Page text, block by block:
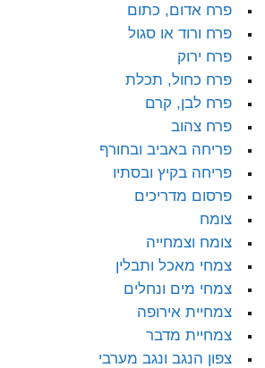
פרח אדום, כתום
פרח ורוד או סגול
פרח ירוק
פרח כחול, תכלת
פרח לבן, קרם
פרח צהוב
פריחה באביב ובחורף
פריחה בקיץ ובסתיו
פרסום מדריכים
צומח
צומח וצמחייה
צמחי מאכל ותבלין
צמחי מים ונחלים
צמחיית אירופה
צמחיית מדבר
צפון הנגב ונגב מערבי